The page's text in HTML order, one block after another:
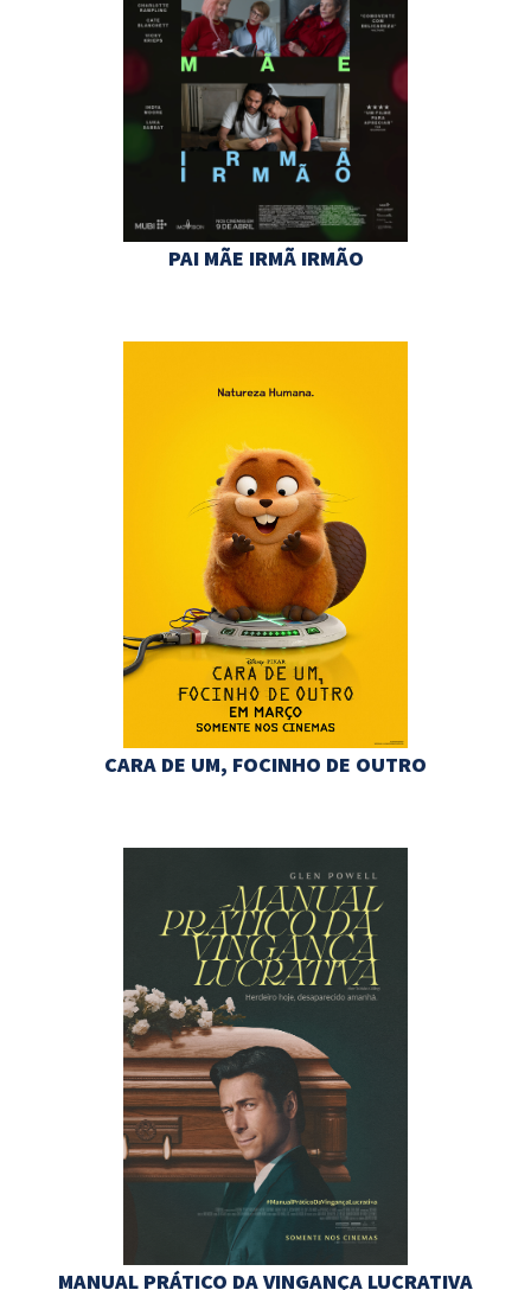
PAI MÃE IRMÃ IRMÃO
CARA DE UM, FOCINHO DE OUTRO
MANUAL PRÁTICO DA VINGANÇA LUCRATIVA